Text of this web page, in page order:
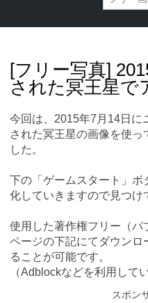
content[フリー写真]
された冥王星で
今回は、2015年7月14日に
された冥王星の画像を使っ
した。
下の「ゲームスタート」
化していきますので見つけ
使用した著作権フリー（パ
ページの下記にてダウンロ
ることが可能です。
（Adblockなどを利用して
スポン